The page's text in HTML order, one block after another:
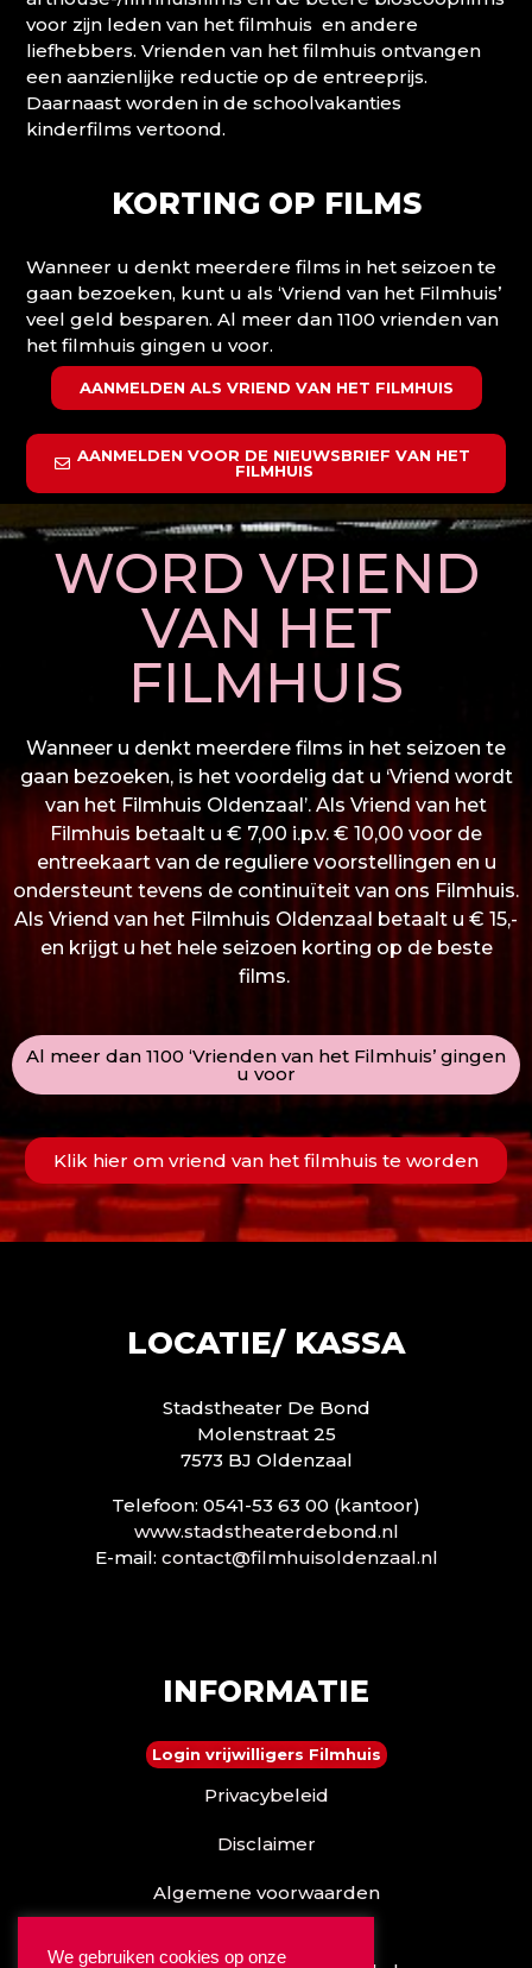
voor zijn leden van het filmhuis en andere
liefhebbers. Vrienden van het filmhuis ontvangen
een aanzienlijke reductie op de entreeprijs.
Daarnaast worden in de schoolvakanties
kinderfilms vertoond.
KORTING OP FILMS
Wanneer u denkt meerdere films in het seizoen te
gaan bezoeken, kunt u als ‘Vriend van het Filmhuis’
veel geld besparen. Al meer dan 1100 vrienden van
het filmhuis gingen u voor.
AANMELDEN ALS VRIEND VAN HET FILMHUIS
AANMELDEN VOOR DE NIEUWSBRIEF VAN HET
FILMHUIS
WORD VRIEND
VAN HET
FILMHUIS
Wanneer u denkt meerdere films in het seizoen te
gaan bezoeken, is het voordelig dat u ‘Vriend wordt
van het Filmhuis Oldenzaal’. Als Vriend van het
Filmhuis betaalt u € 7,00 i.p.v. € 10,00 voor de
entreekaart van de reguliere voorstellingen en u
ondersteunt tevens de continuïteit van ons Filmhuis.
Als Vriend van het Filmhuis Oldenzaal betaalt u € 15,-
en krijgt u het hele seizoen korting op de beste
films.
Al meer dan 1100 ‘Vrienden van het Filmhuis’ gingen
u voor
Klik hier om vriend van het filmhuis te worden
LOCATIE/ KASSA
Stadstheater De Bond
Molenstraat 25
7573 BJ Oldenzaal
Telefoon: 0541-53 63 00 (kantoor)
www.stadstheaterdebond.nl
E-mail: contact@filmhuisoldenzaal.nl
INFORMATIE
Login vrijwilligers Filmhuis
Privacybeleid
Disclaimer
Algemene voorwaarden
We gebruiken cookies op onze